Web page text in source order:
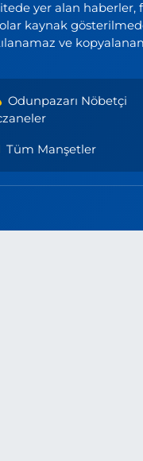
yer alan haberler,
kaynak
ve
Odunpazarı Nöbetçi
Tüm Manşetler